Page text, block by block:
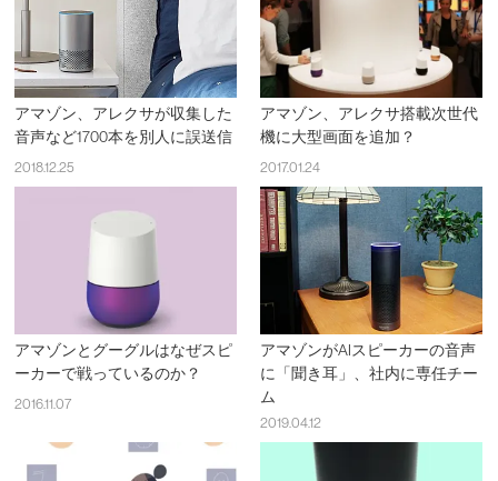
アマゾン、アレクサが収集した
音声など1700本を別人に誤送信
2018.12.25
アマゾン、アレクサ搭載次世代
機に大型画面を追加？
2017.01.24
アマゾンとグーグルはなぜスピ
ーカーで戦っているのか？
2016.11.07
アマゾンがAIスピーカーの音声
に「聞き耳」、社内に専任チー
ム
2019.04.12